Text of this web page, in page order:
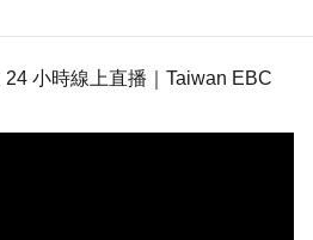
小時線上直播｜Taiwan EBC